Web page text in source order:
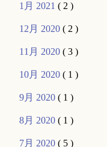
1月 2021( 2 )
12月 2020( 2 )
11月 2020( 3 )
10月 2020( 1 )
9月 2020( 1 )
8月 2020( 1 )
7月 2020( 5 )